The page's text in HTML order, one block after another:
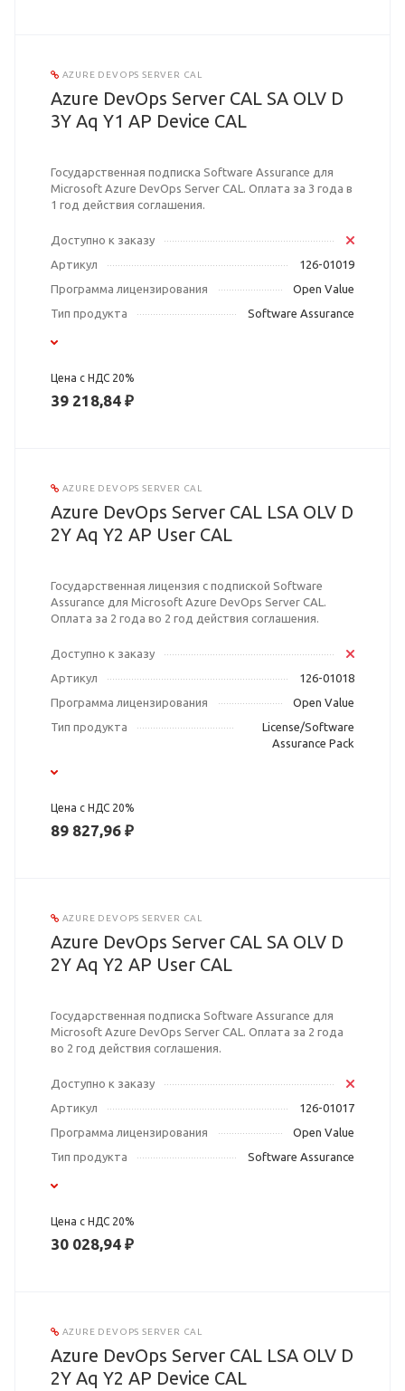
AZURE DEVOPS SERVER CAL
Azure DevOps Server CAL SA OLV D
3Y Aq Y1 AP Device CAL
Государственная подписка Software Assurance для
Microsoft Azure DevOps Server CAL. Оплата за 3 года в
1 год действия соглашения.
Доступно к заказу
Артикул
126-01019
Программа лицензирования
Open Value
Тип продукта
Software Assurance
Цена с НДС 20%
39 218,84 ₽
AZURE DEVOPS SERVER CAL
Azure DevOps Server CAL LSA OLV D
2Y Aq Y2 AP User CAL
Государственная лицензия с подпиской Software
Assurance для Microsoft Azure DevOps Server CAL.
Оплата за 2 года во 2 год действия соглашения.
Доступно к заказу
Артикул
126-01018
Программа лицензирования
Open Value
Тип продукта
License/Software
Assurance Pack
Цена с НДС 20%
89 827,96 ₽
AZURE DEVOPS SERVER CAL
Azure DevOps Server CAL SA OLV D
2Y Aq Y2 AP User CAL
Государственная подписка Software Assurance для
Microsoft Azure DevOps Server CAL. Оплата за 2 года
во 2 год действия соглашения.
Доступно к заказу
Артикул
126-01017
Программа лицензирования
Open Value
Тип продукта
Software Assurance
Цена с НДС 20%
30 028,94 ₽
AZURE DEVOPS SERVER CAL
Azure DevOps Server CAL LSA OLV D
2Y Aq Y2 AP Device CAL